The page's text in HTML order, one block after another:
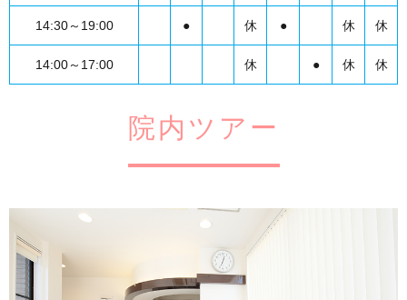
14:30～19:00 ● 休 ● 休 休
14:00～17:00 休 ● 休 休
院内ツアー